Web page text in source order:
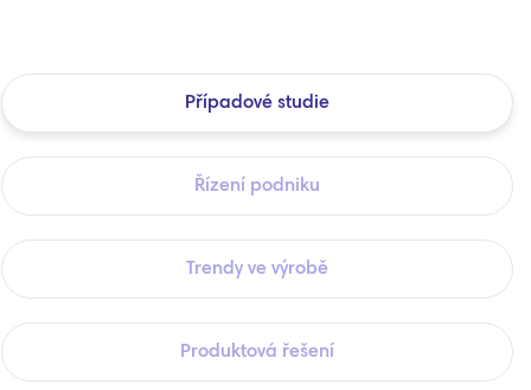
Případové studie
Řízení podniku
Trendy ve výrobě
Produktová řešení